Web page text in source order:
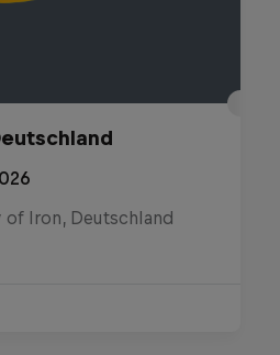
Iron, Deutschland